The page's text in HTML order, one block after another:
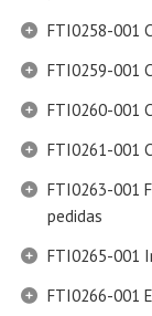
FTI0258-001
FTI0259-001
FTI0260-001
FTI0261-001
FTI0263-001
pedidas
FTI0265-001
FTI0266-001